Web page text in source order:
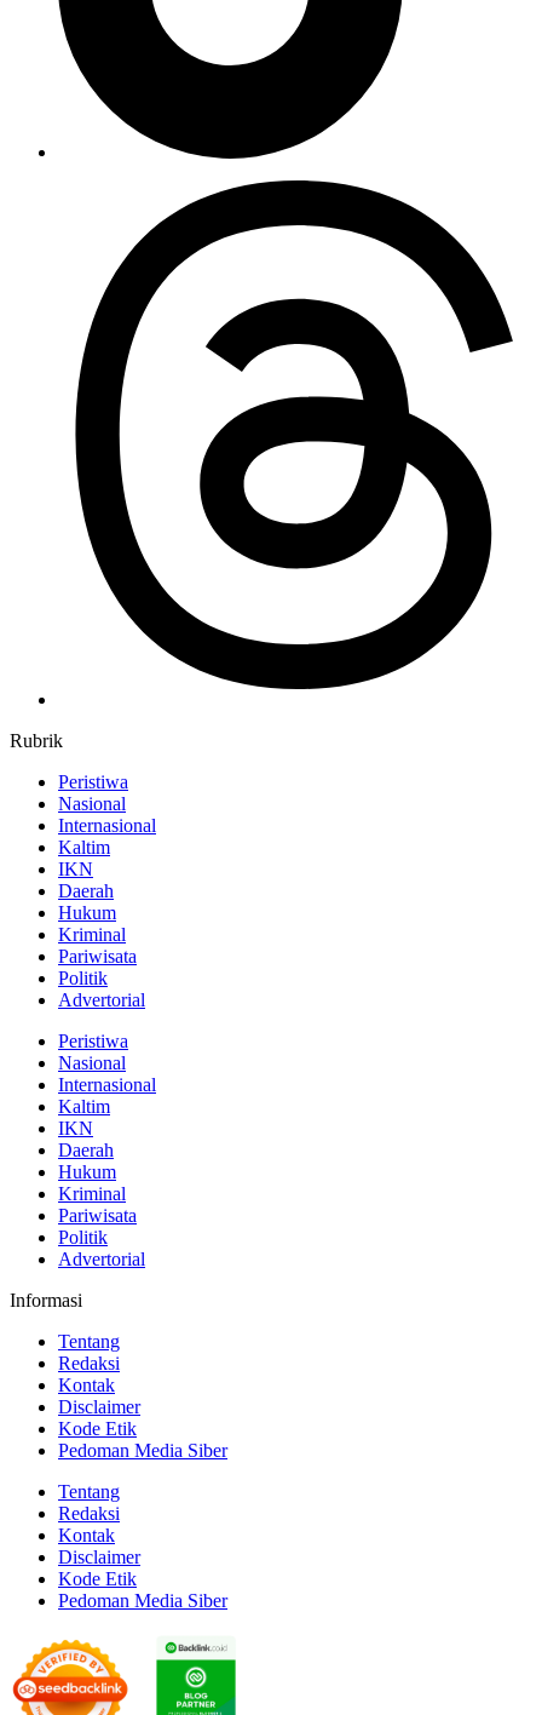
Rubrik
Peristiwa
Nasional
Internasional
Kaltim
IKN
Daerah
Hukum
Kriminal
Pariwisata
Politik
Advertorial
Peristiwa
Nasional
Internasional
Kaltim
IKN
Daerah
Hukum
Kriminal
Pariwisata
Politik
Advertorial
Informasi
Tentang
Redaksi
Kontak
Disclaimer
Kode Etik
Pedoman Media Siber
Tentang
Redaksi
Kontak
Disclaimer
Kode Etik
Pedoman Media Siber